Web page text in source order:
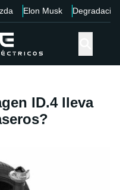
Elon Musk Degradación
ID.4 lleva